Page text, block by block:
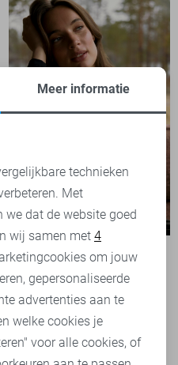
Lady Day Trui
79,95
Meer informatie
technieken
Met
dat de website goed
wij samen met 4
om jouw
gepersonaliseerde
advertenties aan te
welke cookies je
voor alle cookies, of